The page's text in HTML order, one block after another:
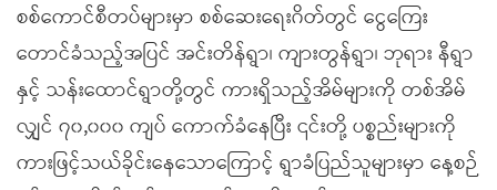
စစ်ကောင်စီတပ်များမှာ စစ်ဆေးရေးဂိတ်တွင် ငွေကြေး
တောင်ခံသည့်အပြင် အင်းတိန်ရွာ၊ ကျားတွန်ရွာ၊ ဘုရား နီရွာ
နှင့် သန်းထောင်ရွာတို့တွင် ကားရှိသည့်အိမ်များကို တစ်အိမ်
လျှင် ၇၀,၀၀၀ ကျပ် ကောက်ခံနေပြီး ၎င်းတို့ ပစ္စည်းများကို
ကားဖြင့်သယ်ခိုင်းနေသောကြောင့် ရွာခံပြည်သူများမှာ နေ့စဉ်